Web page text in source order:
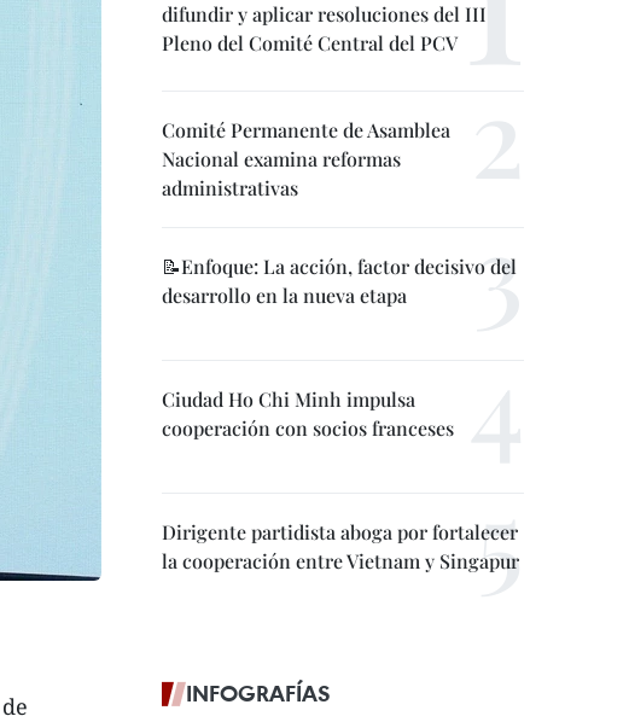
difundir y aplicar resoluciones del III
Pleno del Comité Central del PCV
Comité Permanente de Asamblea
Nacional examina reformas
administrativas
📝Enfoque: La acción, factor decisivo del
desarrollo en la nueva etapa
Ciudad Ho Chi Minh impulsa
cooperación con socios franceses
Dirigente partidista aboga por fortalecer
la cooperación entre Vietnam y Singapur
INFOGRAFÍAS